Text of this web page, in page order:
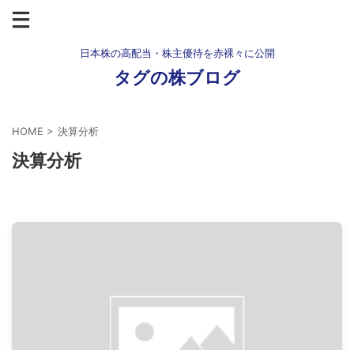
日本株の高配当・株主優待を赤裸々に公開
タグの株ブログ
HOME > 決算分析
決算分析